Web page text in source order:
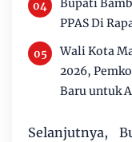
Bupati
PPAS Di
Wali Kota
2026,
Baru untuk
Selanjutnya,